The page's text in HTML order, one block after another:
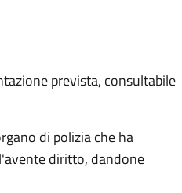
prevista, consultabile
di polizia che ha
diritto, dandone